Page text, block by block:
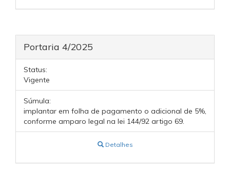
Portaria 4/2025
Status:
Vigente
Súmula:
implantar em folha de pagamento o adicional de 5%,
conforme amparo legal na lei 144/92 artigo 69.
Detalhes